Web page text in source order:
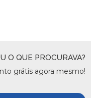
O QUE PROCURAVA?
grátis agora mesmo!